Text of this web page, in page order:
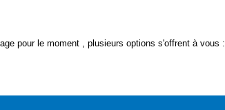
pour le moment , plusieurs options s'offrent à vous :